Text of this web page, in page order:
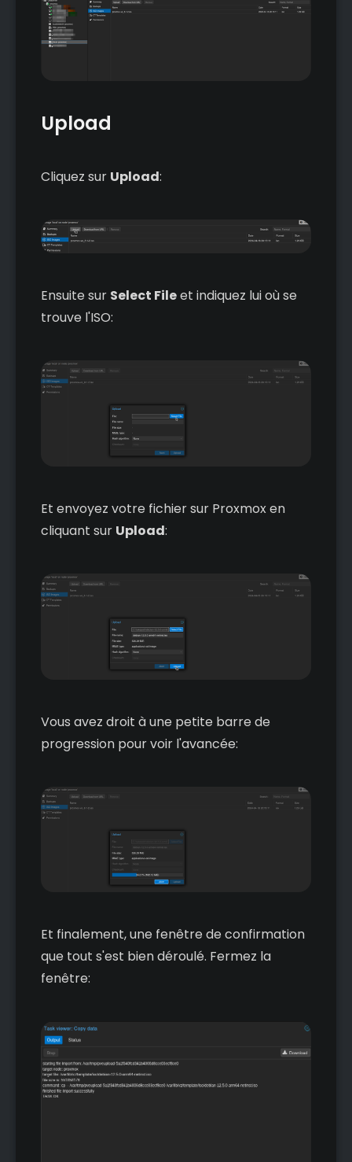
Upload
Cliquez sur Upload:
Ensuite sur Select Fileet indiquez lui où se
trouve l'ISO:
Et envoyez votre fichier sur Proxmox en
cliquant sur Upload:
Vous avez droit à une petite barre de
progression pour voir l'avancée:
Et finalement, une fenêtre de confirmation
que tout s'est bien déroulé. Fermez la
fenêtre: